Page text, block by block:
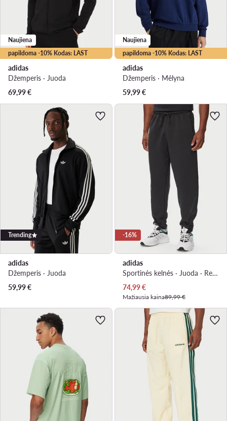
papildoma -10% Kodas: LAST
Naujiena
adidas
Džemperis · Juoda
69,99€
papildoma -10% Kodas: LAST
Naujiena
adidas
Džemperis · Mėlyna
59,99€
Trending
adidas
Džemperis · Juoda
59,99€
-16%
adidas
Sportinės kelnės · Juoda · Regular Fit
Dabartinė kaina
74,99€
Mažiausia kaina89,99 €